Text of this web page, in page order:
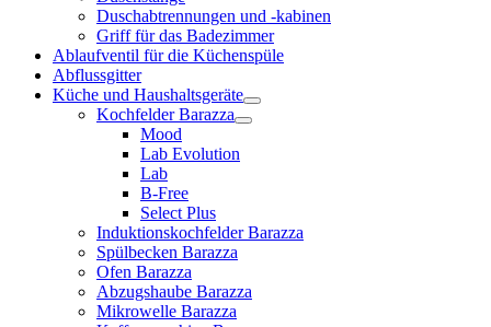
Duschabtrennungen und -kabinen
Griff für das Badezimmer
Ablaufventil für die Küchenspüle
Abflussgitter
Küche und Haushaltsgeräte
Kochfelder Barazza
Mood
Lab Evolution
Lab
B-Free
Select Plus
Induktionskochfelder Barazza
Spülbecken Barazza
Ofen Barazza
Abzugshaube Barazza
Mikrowelle Barazza